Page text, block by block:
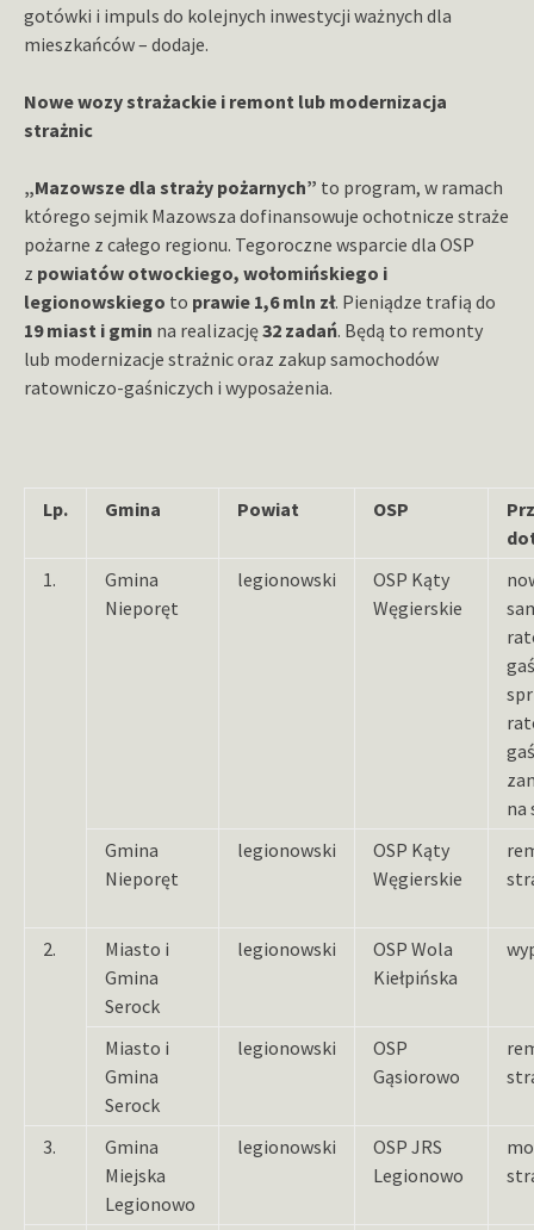
gotówki i impuls do kolejnych inwestycji ważnych dla
mieszkańców – dodaje.
Nowe wozy strażackie i remont lub modernizacja
strażnic
„Mazowsze dla straży pożarnych” to program, w ramach
którego sejmik Mazowsza dofinansowuje ochotnicze straże
pożarne z całego regionu. Tegoroczne wsparcie dla OSP
z powiatów otwockiego, wołomińskiego i
legionowskiego to prawie 1,6 mln zł. Pieniądze trafią do
19 miast i gmin na realizację32 zadań. Będą to remonty
lub modernizacje strażnic oraz zakup samochodów
ratowniczo-gaśniczych i wyposażenia.
Lp. Gmina Powiat OSP
1.
Gmina
Nieporęt
legionowski
OSP Kąty
Węgierskie
na
Gmina
Nieporęt
legionowski
OSP Kąty
Węgierskie
2.
Miasto i
Gmina
Serock
legionowski
OSP Wola
Kiełpińska
Miasto i
Gmina
Serock
legionowski
OSP
Gąsiorowo
3.
Gmina
Miejska
Legionowo
legionowski
OSP JRS
Legionowo